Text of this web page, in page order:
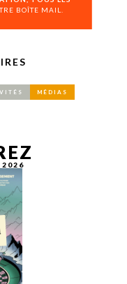
BOÎTE MAIL.
MÉDIAS
2026